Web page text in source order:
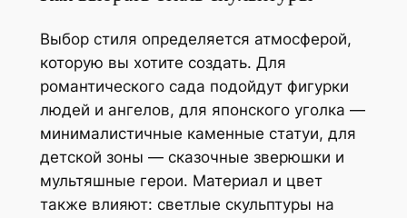
Выбор стиля определяется атмосферой,
которую вы хотите создать. Для
романтического сада подойдут фигурки
людей и ангелов, для японского уголка —
минималистичные каменные статуи, для
детской зоны — сказочные зверюшки и
мультяшные герои. Материал и цвет
также влияют: светлые скульптуры на